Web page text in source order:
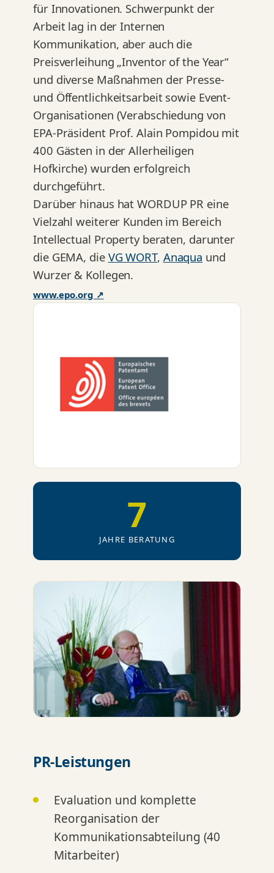
für Innovationen. Schwerpunkt der
Arbeit lag in der Internen
Kommunikation, aber auch die
Preisverleihung „Inventor of the Year“
und diverse Maßnahmen der Presse-
und Öffentlichkeitsarbeit sowie Event-
Organisationen (Verabschiedung von
EPA-Präsident Prof. Alain Pompidou mit
400 Gästen in der Allerheiligen
Hofkirche) wurden erfolgreich
durchgeführt.
Darüber hinaus hat WORDUP PR eine
Vielzahl weiterer Kunden im Bereich
Intellectual Property beraten, darunter
die GEMA, die VG WORT, Anaqua und
Wurzer & Kollegen.
www.epo.org ↗
7
JAHRE BERATUNG
PR-Leistungen
Evaluation und komplette
Reorganisation der
Kommunikationsabteilung (40
Mitarbeiter)